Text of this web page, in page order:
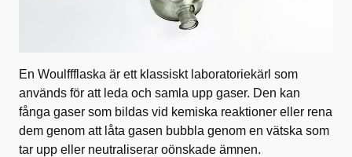
En Woulffflaska är ett klassiskt laboratoriekärl som
används för att leda och samla upp gaser. Den kan
fånga gaser som bildas vid kemiska reaktioner eller rena
dem genom att låta gasen bubbla genom en vätska som
tar upp eller neutraliserar oönskade ämnen.